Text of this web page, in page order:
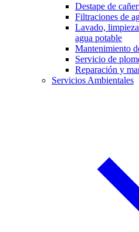
Destape de
Filtraciones de
Lavado,
agua potable
Mantenimiento
Servicio de
Reparación y
Servicios Ambientales